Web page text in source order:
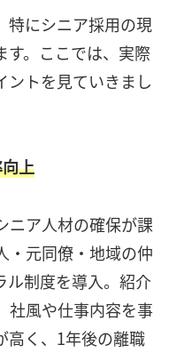
特にシニア採用の現
す。ここでは、実際
ントを見ていきまし
上
ニア人材の確保が課
・元同僚・地域の仲
ル制度を導入。紹介
社風や仕事内容を事
高く、1年後の離職